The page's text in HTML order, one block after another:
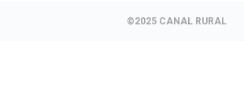
©2025 CANAL RURAL